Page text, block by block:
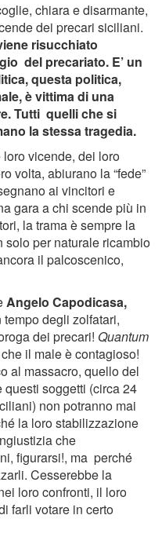
chiara e disarmante,
dei precari siciliani.
risucchiato
del precariato. E’ un
questa politica,
è vittima di una
Tutti quelli che si
la stessa tragedia.
vicende, dei loro
volta, abiurano la “fede”
ai vincitori e
gara a chi scende più in
la trama è sempre la
solo per naturale ricambio
il palcoscenico,
Angelo Capodicasa,
degli zolfatari,
dei precari! Quantum
il male è contagioso!
al massacro, quello del
questi soggetti (circa 24
non potranno mai
la loro stabilizzazione
che
figurarsi!, ma perché
Cesserebbe la
loro confronti, il loro
farli votare in certo